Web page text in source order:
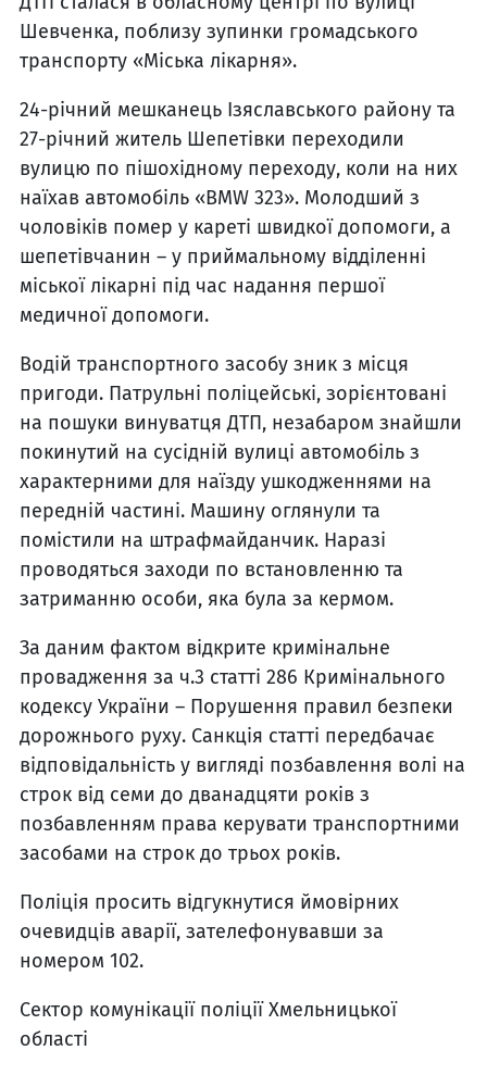
Шевченка, поблизу зупинки громадського
транспорту «Міська лікарня».
24-річний мешканець Ізяславського району та
27-річний житель Шепетівки переходили
вулицю по пішохідному переходу, коли на них
наїхав автомобіль «BMW 323». Молодший з
чоловіків помер у кареті швидкої допомоги, а
шепетівчанин – у приймальному відділенні
міської лікарні під час надання першої
медичної допомоги.
Водій транспортного засобу зник з місця
пригоди. Патрульні поліцейські, зорієнтовані
на пошуки винуватця ДТП, незабаром знайшли
покинутий на сусідній вулиці автомобіль з
характерними для наїзду ушкодженнями на
передній частині. Машину оглянули та
помістили на штрафмайданчик. Наразі
проводяться заходи по встановленню та
затриманню особи, яка була за кермом.
За даним фактом відкрите кримінальне
провадження за ч.3 статті 286 Кримінального
кодексу України – Порушення правил безпеки
дорожнього руху. Санкція статті передбачає
відповідальність у вигляді позбавлення волі на
строк від семи до дванадцяти років з
позбавленням права керувати транспортними
засобами на строк до трьох років.
Поліція просить відгукнутися ймовірних
очевидців аварії, зателефонувавши за
номером 102.
Сектор комунікації поліції Хмельницької
області